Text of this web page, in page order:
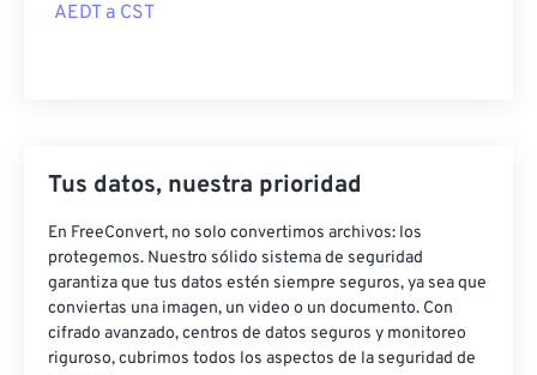
AEDT a CST
Tus datos, nuestra prioridad
En FreeConvert, no solo convertimos archivos: los
protegemos. Nuestro sólido sistema de seguridad
garantiza que tus datos estén siempre seguros, ya sea que
conviertas una imagen, un video o un documento. Con
cifrado avanzado, centros de datos seguros y monitoreo
riguroso, cubrimos todos los aspectos de la seguridad de